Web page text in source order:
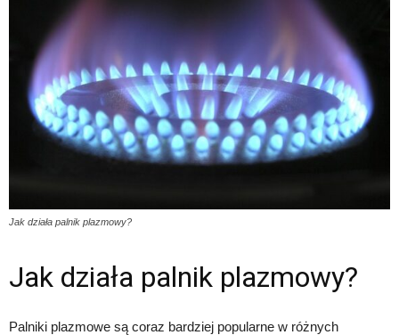
Jak działa palnik plazmowy?
Jak działa palnik plazmowy?
Palniki plazmowe są coraz bardziej popularne w różnych